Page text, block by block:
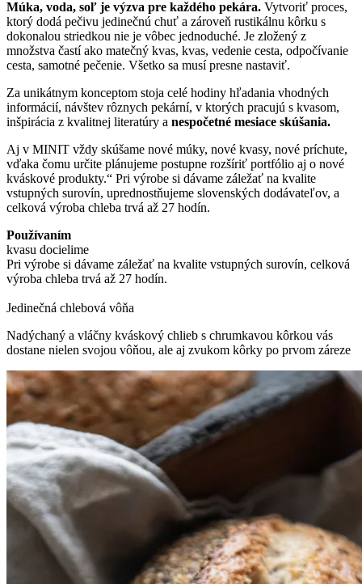
Múka, voda, soľ je výzva pre každého pekára. Vytvoriť proces,
ktorý dodá pečivu jedinečnú chuť a zároveň rustikálnu kôrku s
dokonalou striedkou nie je vôbec jednoduché. Je zložený z
množstva častí ako matečný kvas, kvas, vedenie cesta, odpočívanie
cesta, samotné pečenie. Všetko sa musí presne nastaviť.
Za unikátnym konceptom stoja celé hodiny hľadania vhodných
informácií, návštev rôznych pekární, v ktorých pracujú s kvasom,
inšpirácia z kvalitnej literatúry a nespočetné mesiace skúšania.
Aj v MINIT vždy skúšame nové múky, nové kvasy, nové príchute,
vďaka čomu určite plánujeme postupne rozšíriť portfólio aj o nové
kváskové produkty.“ Pri výrobe si dávame záležať na kvalite
vstupných surovín, uprednostňujeme slovenských dodávateľov, a
celková výroba chleba trvá až 27 hodín.
Používaním
kvasu docielime
Pri výrobe si dávame záležať na kvalite vstupných surovín, celková
výroba chleba trvá až 27 hodín.
Jedinečná chlebová vôňa
Nadýchaný a vláčny kváskový chlieb s chrumkavou kôrkou vás
dostane nielen svojou vôňou, ale aj zvukom kôrky po prvom záreze